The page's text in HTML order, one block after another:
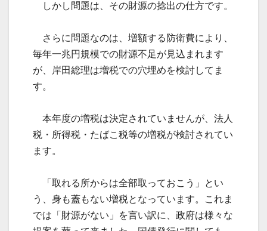
しかし問題は、その財源の捻出の仕方です。
さらに問題なのは、増額する防衛費により、
毎年一兆円規模での財源不足が見込まれます
が、岸田総理は増税での穴埋めを検討してま
す。
本年度の増税は決定されていませんが、法人
税・所得税・たばこ税等の増税が検討されてい
ます。
「取れる所からは全部取っておこう」とい
う、身も蓋もない増税となっています。これま
では「財源がない」を言い訳に、政府は様々な